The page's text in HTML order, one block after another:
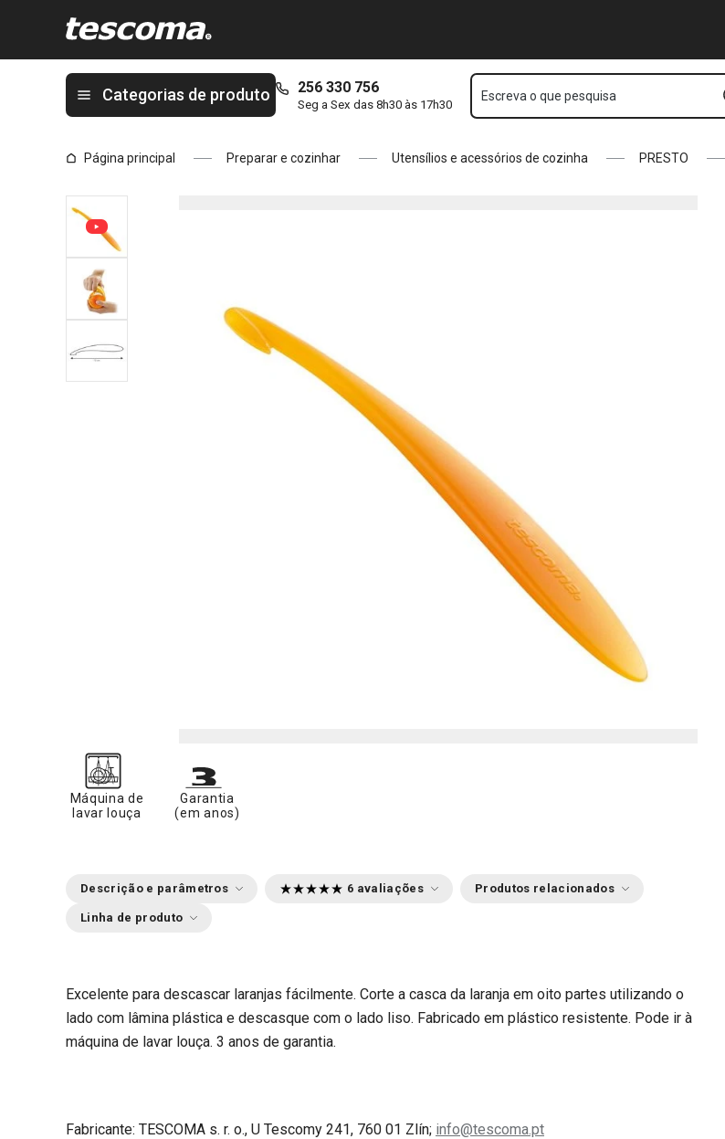
Categorias de produto 256 330 756
Seg a Sex das 8h30 às 17h30
Escreva o que pesquisa
Página principal Preparar e cozinhar Utensílios e acessórios de cozinha PRESTO
Máquina de
lavar louça
Garantia
(em anos)
Descrição e parâmetros 6 avaliações Produtos relacionados
Linha de produto
Excelente para descascar laranjas fácilmente. Corte a casca da laranja em oito partes utilizando o
lado com lâmina plástica e descasque com o lado liso. Fabricado em plástico resistente. Pode ir à
máquina de lavar louça. 3 anos de garantia.
Fabricante: TESCOMA s. r. o., U Tescomy 241, 760 01 Zlín; info@tescoma.pt